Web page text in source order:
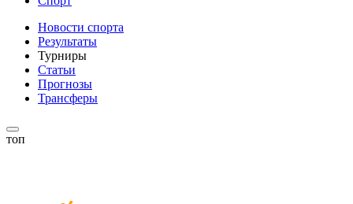
Новости спорта
Результаты
Турниры
Статьи
Прогнозы
Трансферы
топ